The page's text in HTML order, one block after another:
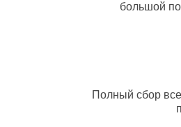
большой
Полный сбор